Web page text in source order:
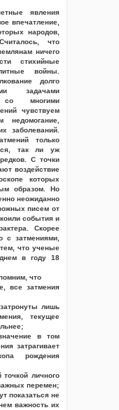
явления
впечатление,
народов,
что
ничего
стихийные
войны.
долго
задачами
со многими
чувствуем
заболеваний.
только
так ли уж
С точки
воздействие
которых
образом. Но
неожиданно
писем от
события и
Скорее
с затмениями,
что ученые
в году 18
что
все затмения
лишь
текущее
в том
затрагивает
рождения
личного
перемен;
показаться не
важность их